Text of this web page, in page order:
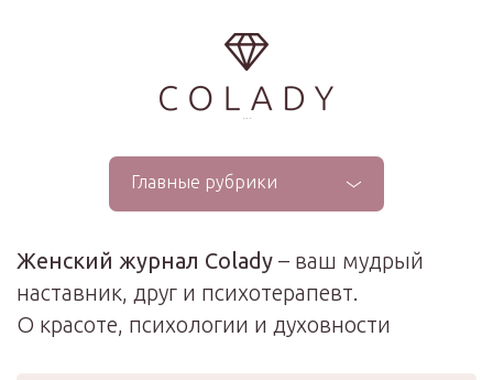
...
Главные рубрики
Женский журнал Colady – ваш мудрый
наставник, друг и психотерапевт.
О красоте, психологии и духовности